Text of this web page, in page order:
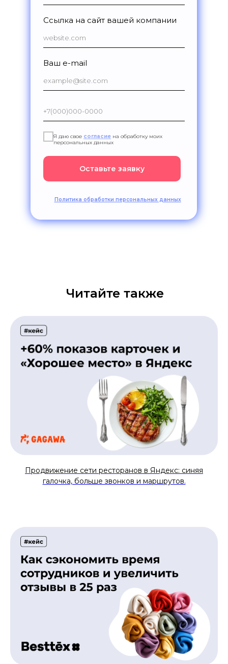
Политика обработки персональных данных
Ссылка на сайт вашей компании
Ваш e-mail
Я даю свое согласие на обработку моих
персональных данных
Оставьте заявку
Читайте также
Продвижение сети ресторанов в Яндекс: синяя
галочка, больше звонков и маршрутов.